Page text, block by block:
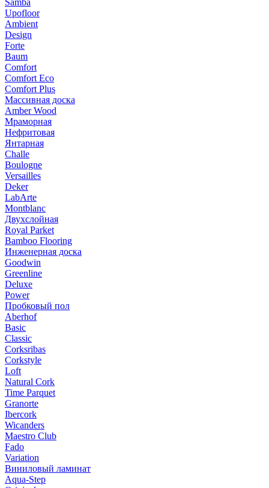
Samba
Upofloor
Ambient
Design
Forte
Baum
Comfort
Comfort Eco
Comfort Plus
Массивная доска
Amber Wood
Мраморная
Нефритовая
Янтарная
Challe
Boulogne
Versailles
Deker
LabArte
Montblanc
Двухслойная
Royal Parket
Bamboo Flooring
Инженерная доска
Goodwin
Greenline
Deluxe
Power
Пробковый пол
Aberhof
Basic
Classic
Corksribas
Corkstyle
Loft
Natural Cork
Time Parquet
Granorte
Ibercork
Wicanders
Мaestro Club
Fado
Variation
Виниловый ламинат
Aqua-Step